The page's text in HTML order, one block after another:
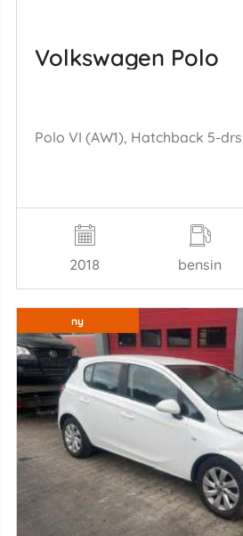
Volkswagen Polo
Polo VI (AW1), Hatchback 5-drs,
2018 bensin
ny